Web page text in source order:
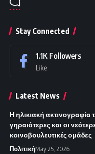
Stay Connected
1.1K Followers
Like
Latest News
Η ηλικιακή ακτινογραφία
γηραιότερες και οι
κοινοβουλευτικές ομάδες
ΠολιτικήMay 25, 2026